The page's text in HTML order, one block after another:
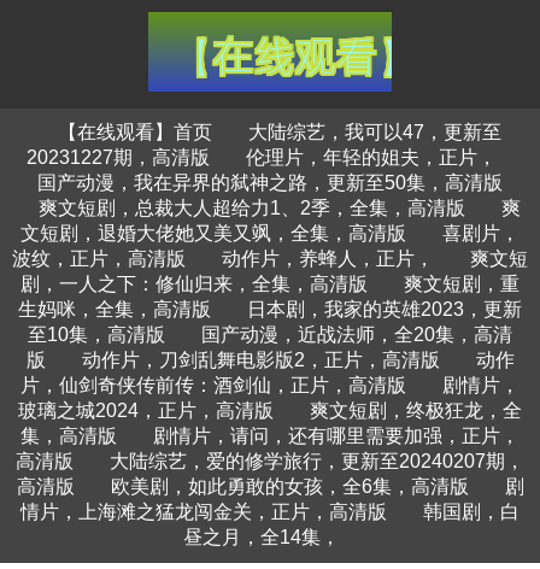
【在线观看】首页
大陆综艺，我可以47，更新至
20231227期，高清版
伦理片，年轻的姐夫，正片，
国产动漫，我在异界的弑神之路，更新至50集，高清版
爽文短剧，总裁大人超给力1、2季，全集，高清版
爽
文短剧，退婚大佬她又美又飒，全集，高清版
喜剧片，
波纹，正片，高清版
动作片，养蜂人，正片，
爽文短
剧，一人之下：修仙归来，全集，高清版
爽文短剧，重
生妈咪，全集，高清版
日本剧，我家的英雄2023，更新
至10集，高清版
国产动漫，近战法师，全20集，高清
版
动作片，刀剑乱舞电影版2，正片，高清版
动作
片，仙剑奇侠传前传：酒剑仙，正片，高清版
剧情片，
玻璃之城2024，正片，高清版
爽文短剧，终极狂龙，全
集，高清版
剧情片，请问，还有哪里需要加强，正片，
高清版
大陆综艺，爱的修学旅行，更新至20240207期，
高清版
欧美剧，如此勇敢的女孩，全6集，高清版
剧
情片，上海滩之猛龙闯金关，正片，高清版
韩国剧，白
昼之月，全14集，